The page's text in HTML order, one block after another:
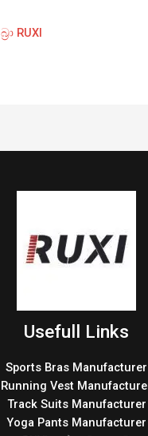
RUXI
Usefull Links
Sports Bras Manufacturer
Running Vest
Track Suits Manufacturer
Yoga Pants Manufacturer